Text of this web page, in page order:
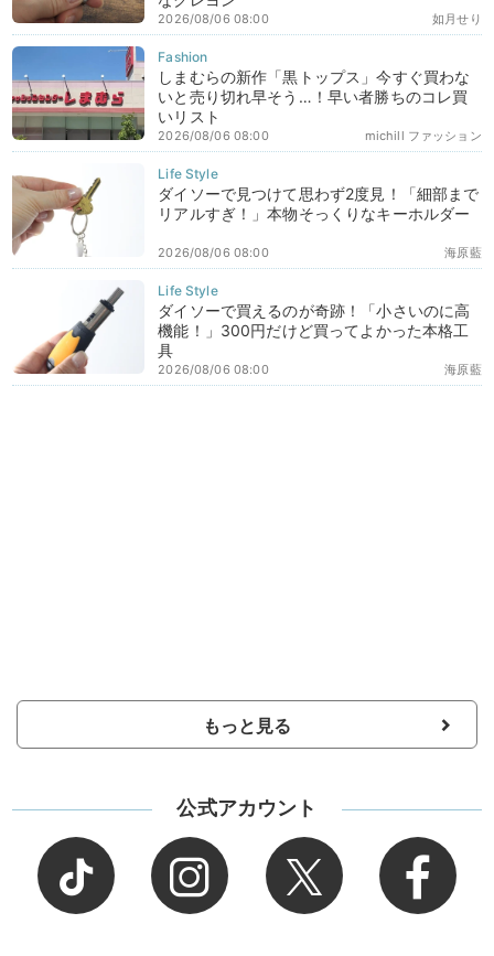
如月せり
2026/08/06 08:00
しまむらの新作「黒トップス」今すぐ買わな
いと売り切れ早そう…！早い者勝ちのコレ買
いリスト
michill ファッション
2026/08/06 08:00
ダイソーで見つけて思わず2度見！「細部まで
リアルすぎ！」本物そっくりなキーホルダー
海原藍
2026/08/06 08:00
ダイソーで買えるのが奇跡！「小さいのに高
機能！」300円だけど買ってよかった本格工
具
海原藍
2026/08/06 08:00
もっと見る
公式アカウント